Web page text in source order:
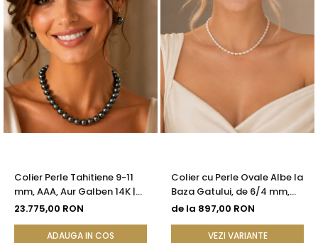
Colier Perle Tahitiene 9-11
mm, AAA, Aur Galben 14K |
KASKADDA®
23.775,00 RON
ADAUGA IN COS
Colier cu Perle Ovale Albe la
Baza Gatului, de 6/4 mm,
Calitate AAA, Aur 14K |
de la 897,00 RON
VEZI VARIANTE